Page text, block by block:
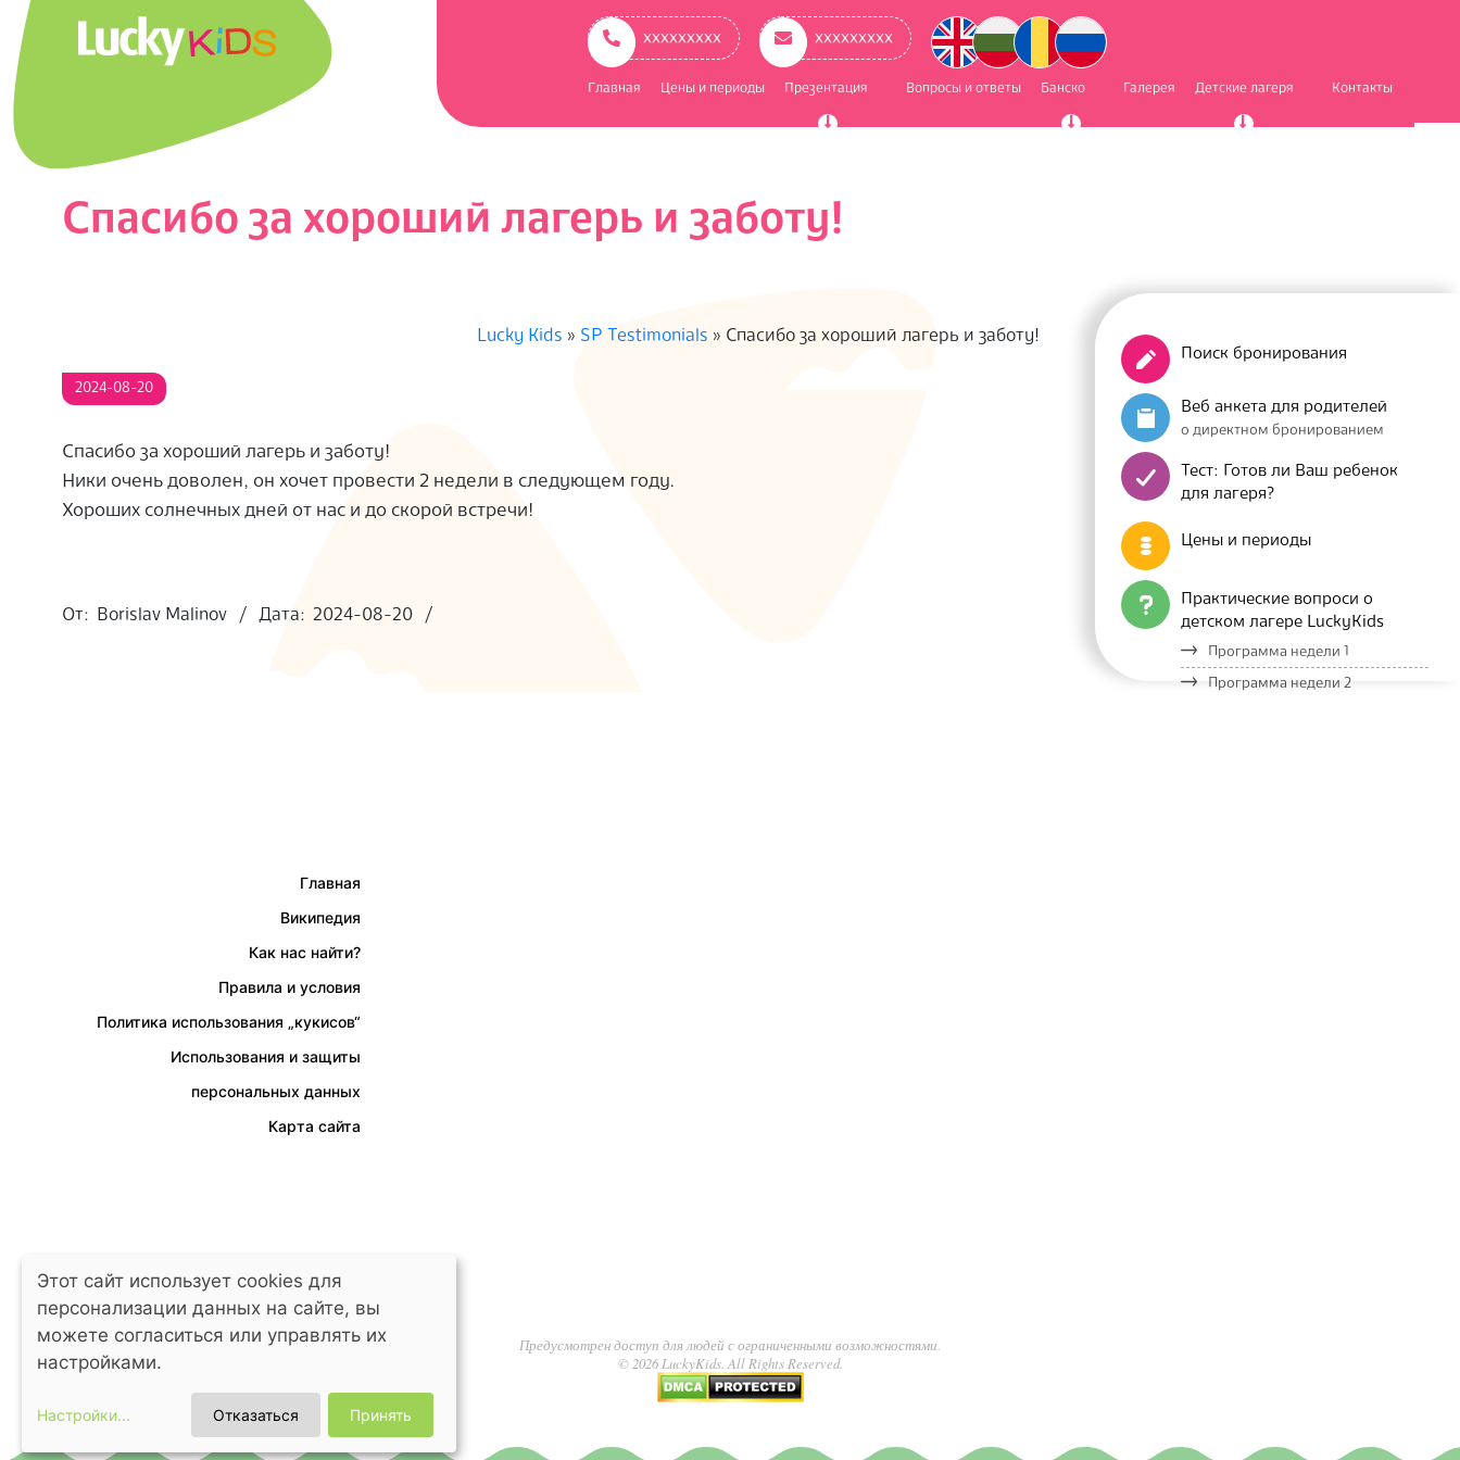
Перейти
содержимому
U
C
K
I
D
S
ххххххххх ххххххххх
Главная Цены и периоды Презентация Вопросы и ответы Банско Галерея Детские лагеря Контакты
Спасибо за хороший лагерь и заботу!
Lucky Kids » SP Testimonials » Спасибо за хороший лагерь и заботу!
2024-08-20
Спасибо за хороший лагерь и заботу!
Ники очень доволен, он хочет провести 2 недели в следующем году.
Хороших солнечных дней от нас и до скорой встречи!
08-
От: Borislav Malinov Дата: 2024-08-20
Поиск бронирования
Веб анкета для родителей
о директном бронированием
Тест: Готов ли Ваш ребенок
для лагеря?
Цены и периоды
Практические вопроси о
детском лагере LuckyKids
Программа недели 1
Программа недели 2
Главная
Википедия
Как нас найти?
Правила и условия
Политика использования „кукисов“
Использования и защиты
персональных данных
Карта сайта
Предусмотрен доступ для людей с ограниченными возможностями.
© 2026 LuckyKids. All Rights Reserved.
Этот сайт использует cookies для
персонализации данных на сайте, вы
можете согласиться или управлять их
настройками.
Настройки... Отказаться Принять